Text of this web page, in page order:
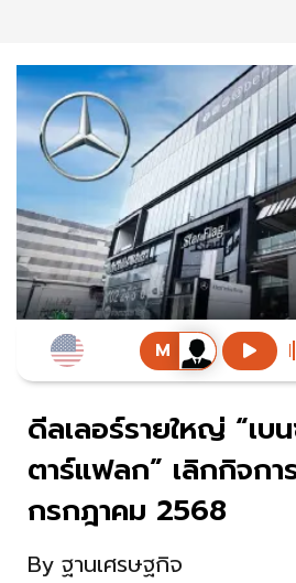
ดีลเลอร์รายใหญ่ “เบ
ตาร์แฟลก” เลิกกิจกา
กรกฎาคม 2568
By ฐานเศรษฐกิจ